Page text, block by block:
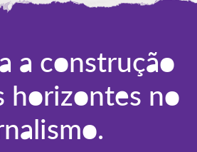
a construção
horizontes no